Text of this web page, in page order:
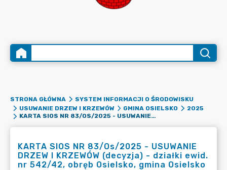
STRONA GŁÓWNA
SYSTEM INFORMACJI O ŚRODOWISKU
USUWANIE DRZEW I KRZEWÓW
GMINA OSIELSKO
2025
KARTA SIOS NR 83/OS/2025 - USUWANIE DRZEW I KRZEWÓW (DECYZJA) - DZIAŁKI EWID. NR 542/42, OBRĘB OSIELSKO, GMINA OSIELSKO
KARTA SIOS NR 83/Os/2025 - USUWANIE
DRZEW I KRZEWÓW (decyzja) - działki ewid.
nr 542/42, obręb Osielsko, gmina Osielsko